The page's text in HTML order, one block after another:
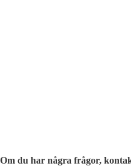
Om du har några frågor,